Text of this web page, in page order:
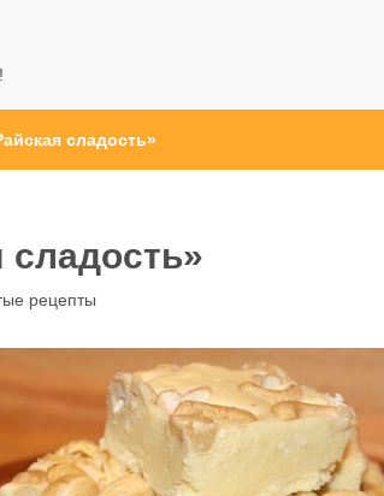
сладость»
рецепты